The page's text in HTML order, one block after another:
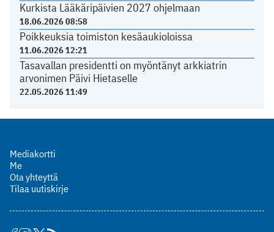
Kurkista Lääkäripäivien 2027 ohjelmaan
18.06.2026 08:58
Poikkeuksia toimiston kesäaukioloissa
11.06.2026 12:21
Tasavallan presidentti on myöntänyt arkkiatrin
arvonimen Päivi Hietaselle
22.05.2026 11:49
Mediakortti
Me
Ota yhteyttä
Tilaa uutiskirje